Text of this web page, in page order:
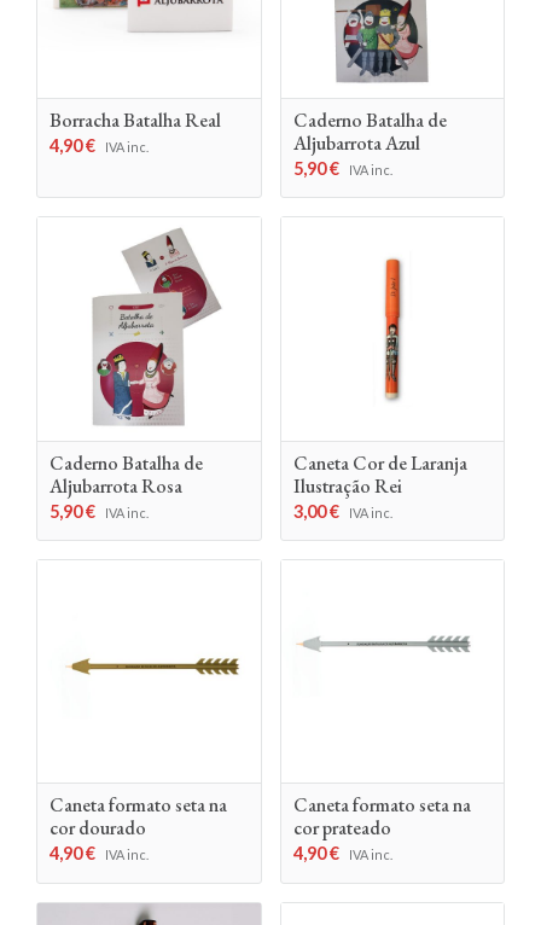
Borracha Batalha Real
4,90€ IVA inc.
Caderno Batalha de
Aljubarrota Azul
5,90€ IVA inc.
Caderno Batalha de
Aljubarrota Rosa
5,90€ IVA inc.
Caneta Cor de Laranja
Ilustração Rei
3,00€ IVA inc.
Caneta formato seta na
cor dourado
4,90€ IVA inc.
Caneta formato seta na
cor prateado
4,90€ IVA inc.